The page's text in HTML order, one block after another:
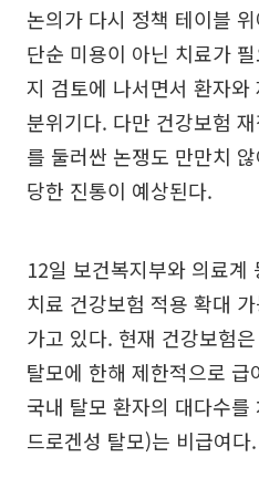
논의가 다시 정책 테이블
단순 미용이 아닌 치료가
지 검토에 나서면서 환자
분위기다. 다만 건강보험
를 둘러싼 논쟁도 만만치
당한 진통이 예상된다.
12일 보건복지부와 의료계
치료 건강보험 적용 확대
가고 있다. 현재 건강보험
탈모에 한해 제한적으로
국내 탈모 환자의 대다수
드로겐성 탈모)는 비급여다.